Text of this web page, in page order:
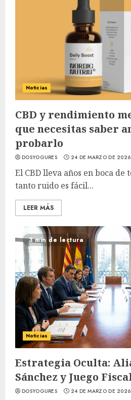
Noticias
CBD y rendimiento
que necesitas saber
probarlo
DOSYOGURES 24 DE MARZO DE 2026
El CBD lleva años en boca de
tanto ruido es fácil...
LEER MÁS
3 min de lectura
Noticias
Estrategia Oculta:
Sánchez y Juego
DOSYOGURES 24 DE MARZO DE 2026